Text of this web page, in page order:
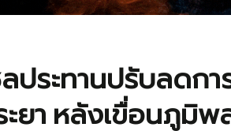
ประทานปรับลดกา
ะยา หลังเขื่อนภูมิ